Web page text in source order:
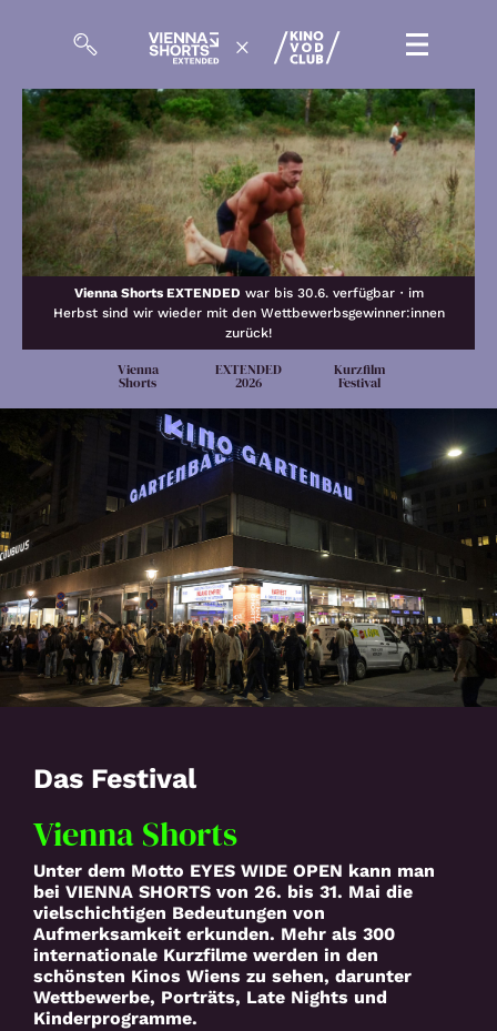
Zum KINO VOD CLUB
Tickets
Meine Events
So geht’s
Filmpakete
Gutscheine
& Filmpässe
Account
Suche
Vienna Shorts EXTENDED war bis 30.6. verfügbar・im
Herbst sind wir wieder mit den Wettbewerbsgewinner:innen
zurück!
Vienna
Shorts
EXTENDED
2026
Kurzfilm
Festival
Das Festival
Vienna Shorts
Unter dem Motto EYES WIDE OPEN kann man
bei VIENNA SHORTS von 26. bis 31. Mai die
vielschichtigen Bedeutungen von
Aufmerksamkeit erkunden. Mehr als 300
internationale Kurzfilme werden in den
schönsten Kinos Wiens zu sehen, darunter
Wettbewerbe, Porträts, Late Nights und
Kinderprogramme.